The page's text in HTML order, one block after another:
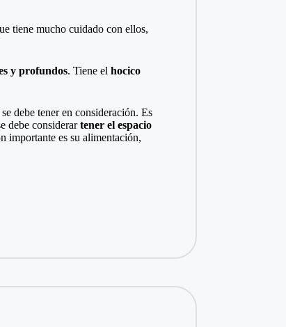
tiene mucho cuidado con ellos,
y profundos. Tiene el hocico
debe tener en consideración. Es
debe considerartener el espacio
importante es su alimentación,